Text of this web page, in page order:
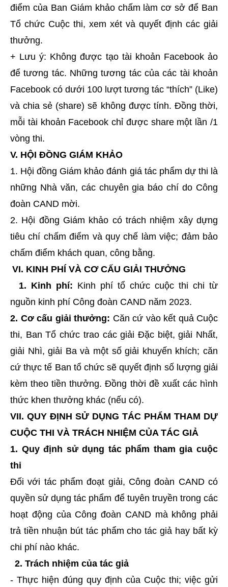
điểm của Ban Giám khảo chấm làm cơ sở để Ban
Tổ chức Cuộc thi, xem xét và quyết định các giải
thưởng.
+ Lưu ý: Không được tạo tài khoản Facebook ảo
để tương tác. Những tương tác của các tài khoản
Facebook có dưới 100 lượt tương tác “thích” (Like)
và chia sẻ (share) sẽ không được tính. Đồng thời,
mỗi tài khoản Facebook chỉ được share một lần /1
vòng thi.
V. HỘI ĐỒNG GIÁM KHẢO
1. Hội đồng Giám khảo đánh giá tác phẩm dự thi là
những Nhà văn, các chuyên gia báo chí do Công
đoàn CAND mời.
2. Hội đồng Giám khảo có trách nhiệm xây dựng
tiêu chí chấm điểm và quy chế làm việc; đảm bảo
chấm điểm khách quan, công bằng.
VI. KINH PHÍ VÀ CƠ CẤU GIẢI THƯỞNG
1. Kinh phí: Kinh phí tổ chức cuộc thi chi từ
nguồn kinh phí Công đoàn CAND năm 2023.
2. Cơ cấu giải thưởng: Căn cứ vào kết quả Cuộc
thi, Ban Tổ chức trao các giải Đặc biệt, giải Nhất,
giải Nhì, giải Ba và một số giải khuyến khích; căn
cứ thực tế Ban tổ chức sẽ quyết định số lượng giải
kèm theo tiền thưởng. Đồng thời đề xuất các hình
thức khen thưởng khác (nếu có).
VII. QUY ĐỊNH SỬ DỤNG TÁC PHẨM THAM DỰ
CUỘC THI VÀ TRÁCH NHIỆM CỦA TÁC GIẢ
1. Quy định sử dụng tác phẩm tham gia cuộc
thi
Đối với tác phẩm đoạt giải, Công đoàn CAND có
quyền sử dụng tác phẩm để tuyên truyền trong các
hoạt động của Công đoàn CAND mà không phải
trả tiền nhuận bút tác phẩm cho tác giả hay bất kỳ
chi phí nào khác.
2. Trách nhiệm của tác giả
- Thực hiện đúng quy định của Cuộc thi; việc gửi